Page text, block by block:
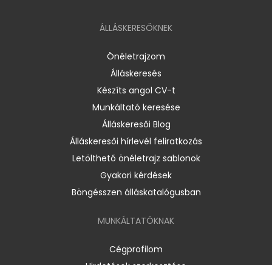
ÁLLÁSKERESŐKNEK
Önéletrajzom
Álláskeresés
Készíts angol CV-t
Munkáltató keresése
Álláskeresői Blog
Álláskeresői hírlevél feliratkozás
Letölthető önéletrajz sablonok
Gyakori kérdések
Böngésszen álláskatalógusban
MUNKÁLTATÓKNAK
Cégprofilom